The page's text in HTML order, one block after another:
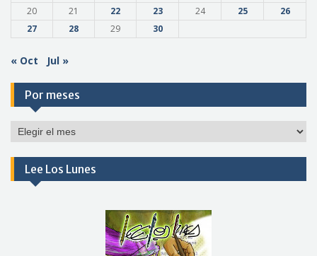
20
21 22 23 24 25
26
27
28 29 30
« Oct Jul »
Por meses
Por
Lee Los Lunes